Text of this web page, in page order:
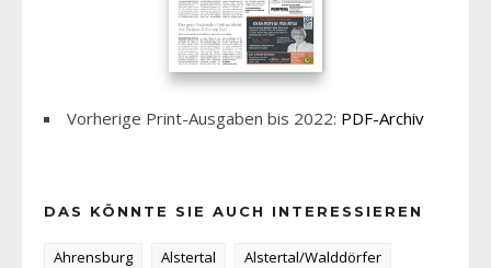
Vorherige Print-Ausgaben bis 2022: PDF-Archiv
DAS KÖNNTE SIE AUCH INTERESSIEREN
Ahrensburg Alstertal
Alstertal/Walddörfer